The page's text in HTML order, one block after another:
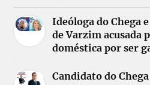
Ideóloga do Chega
de Varzim acusada
doméstica por ser
Candidato do